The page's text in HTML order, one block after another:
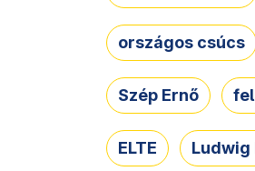
országos csúcs
Szép Ernő
ELTE Ludwig